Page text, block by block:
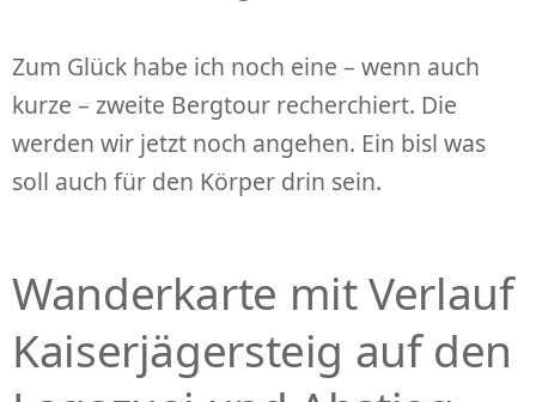
Zum Glück habe ich noch eine – wenn auch
kurze – zweite Bergtour recherchiert. Die
werden wir jetzt noch angehen. Ein bisl was
soll auch für den Körper drin sein.
Wanderkarte mit Verlauf
Kaiserjägersteig auf den